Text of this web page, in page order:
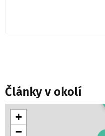
Články v okolí
+
−